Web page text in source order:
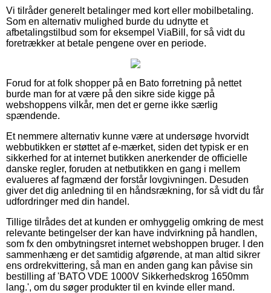
Vi tilråder generelt betalinger med kort eller mobilbetaling.
Som en alternativ mulighed burde du udnytte et
afbetalingstilbud som for eksempel ViaBill, for så vidt du
foretrækker at betale pengene over en periode.
Forud for at folk shopper på en Bato forretning på nettet
burde man for at være på den sikre side kigge på
webshoppens vilkår, men det er gerne ikke særlig
spændende.
Et nemmere alternativ kunne være at undersøge hvorvidt
webbutikken er støttet af e-mærket, siden det typisk er en
sikkerhed for at internet butikken anerkender de officielle
danske regler, foruden at netbutikken en gang i mellem
evalueres af fagmænd der forstår lovgivningen. Desuden
giver det dig anledning til en håndsrækning, for så vidt du får
udfordringer med din handel.
Tillige tilrådes det at kunden er omhyggelig omkring de mest
relevante betingelser der kan have indvirkning på handlen,
som fx den ombytningsret internet webshoppen bruger. I den
sammenhæng er det samtidig afgørende, at man altid sikrer
ens ordrekvittering, så man en anden gang kan påvise sin
bestilling af 'BATO VDE 1000V Sikkerhedskrog 1650mm
lang.', om du søger produkter til en kvinde eller mand.